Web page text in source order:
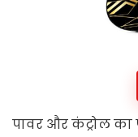
पावर और कंट्रोल का